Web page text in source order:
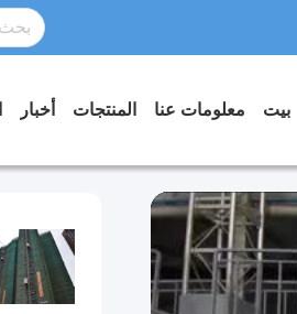
بيت معلومات عنا المنتجات أخبار